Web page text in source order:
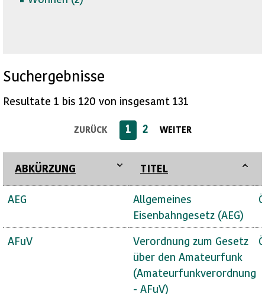
Suchergebnisse
Resultate 1 bis 120 von insgesamt 131
ZURÜCK 1 2 WEITER
ABKÜRZUNG TITEL
AEG
Allgemeines
Eisenbahngesetz (AEG)
AFuV
Verordnung zum Gesetz
über den Amateurfunk
(Amateurfunkverordnung
- AFuV)